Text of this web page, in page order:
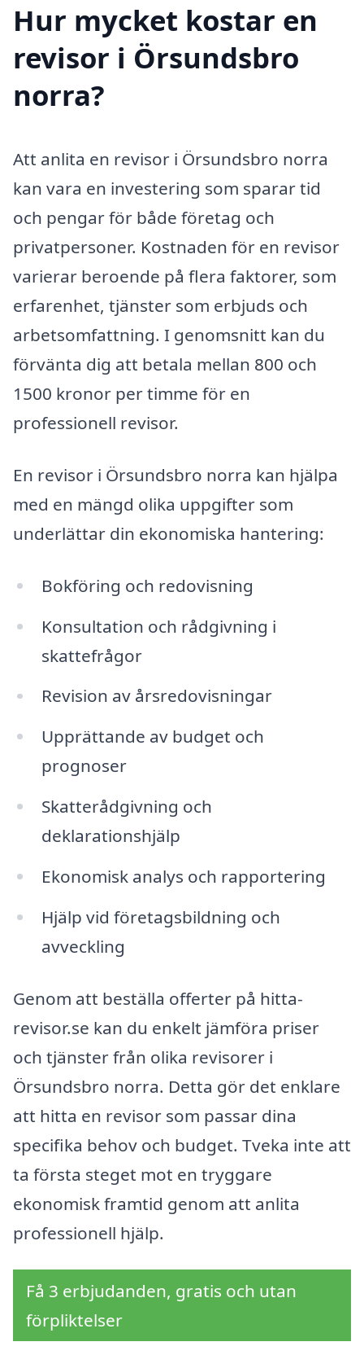
Hur mycket kostar en
revisor i Örsundsbro
norra?
Att anlita en revisor i Örsundsbro norra
kan vara en investering som sparar tid
och pengar för både företag och
privatpersoner. Kostnaden för en revisor
varierar beroende på flera faktorer, som
erfarenhet, tjänster som erbjuds och
arbetsomfattning. I genomsnitt kan du
förvänta dig att betala mellan 800 och
1500 kronor per timme för en
professionell revisor.
En revisor i Örsundsbro norra kan hjälpa
med en mängd olika uppgifter som
underlättar din ekonomiska hantering:
Bokföring och redovisning
Konsultation och rådgivning i
skattefrågor
Revision av årsredovisningar
Upprättande av budget och
prognoser
Skatterådgivning och
deklarationshjälp
Ekonomisk analys och rapportering
Hjälp vid företagsbildning och
avveckling
Genom att beställa offerter på hitta-
revisor.se kan du enkelt jämföra priser
och tjänster från olika revisorer i
Örsundsbro norra. Detta gör det enklare
att hitta en revisor som passar dina
specifika behov och budget. Tveka inte att
ta första steget mot en tryggare
ekonomisk framtid genom att anlita
professionell hjälp.
Få 3 erbjudanden, gratis och utan
förpliktelser